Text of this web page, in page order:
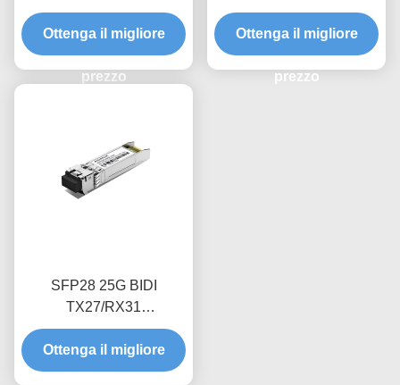
trasmettitore ottico
Ottenga il migliore
prezzo
ottico
Ottenga il migliore
prezzo
SFP28 25G BIDI
TX27/RX31
((TX31/RX27) Modulo
trasmettitore ottico da 40
km
Ottenga il migliore